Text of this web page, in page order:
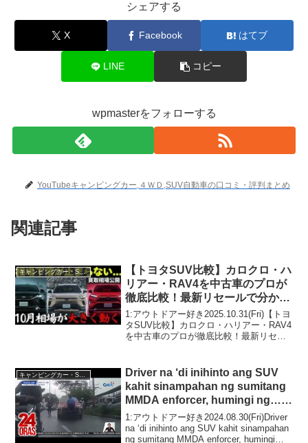
シェアする
X Facebook はてブ
LINE コピー
wpmasterをフォローする
YouTubeキャンピングカー,４ＷＤ,SUV自動車の口コミ・評判まとめ
関連記事
キャンピングカー・SUV人気車種
【トヨタSUV比較】カロクロ・ハ
リアー・RAV4を中古車のプロが
徹底比較！最新リセールで分かっ
た“損しないSUV”の買い方を解
説！
1:アウトドアー好き2025.10.31(Fri)【トヨ
タSUV比較】カロクロ・ハリアー・RAV4
を中古車のプロが徹底比較！最新リセー
いで！！2:アウトドアー好き...
Driver na ‘di inihinto ang SUV
kahit sinampahan ng sumitang
MMDA enforcer, humingi ng… |
24 Oras
1:アウトドアー好き2024.08.30(Fri)Driver
na ‘di inihinto ang SUV kahit sinampahan
ng sumitang MMDA enforcer, humingi